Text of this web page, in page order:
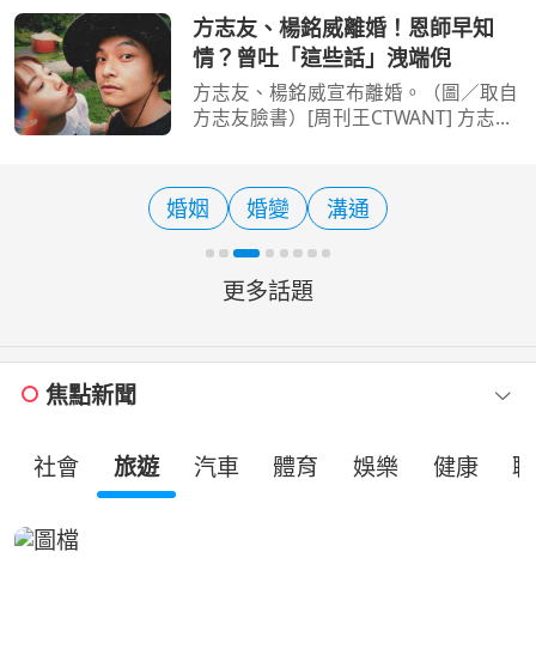
Beatrice Fang）[周刊王CTWANT] 35
歲女星方志友與楊銘威2015年結婚，
婚後育有一子一女，過去一家四口
方志友、楊銘威離婚！恩師早知
情？曾吐「這些話」洩端倪
方志友、楊銘威宣布離婚。（圖／取自
方志友臉書）[周刊王CTWANT] 方志
3月才爆出婚變，方志友5月公開露面時
還強調從未協議離婚，未料
婚姻 婚變 溝通
更多話題
焦點新聞
社會 旅遊 汽車 體育 娛樂 健康